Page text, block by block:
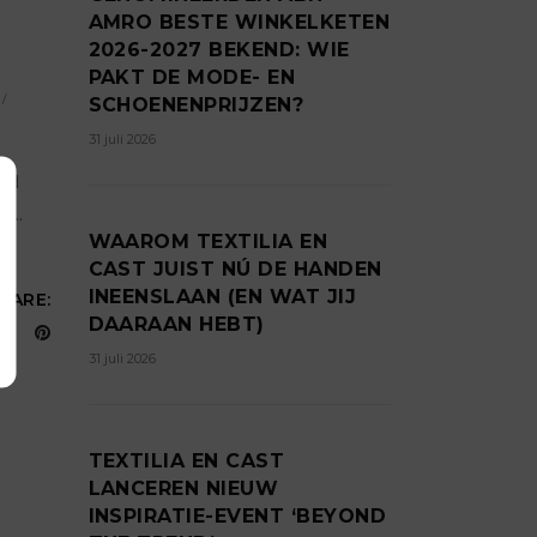
AMRO BESTE WINKELKETEN
2026-2027 BEKEND: WIE
PAKT DE MODE- EN
SCHOENENPRIJZEN?
31 juli 2026
WAAROM TEXTILIA EN
CAST JUIST NÚ DE HANDEN
INEENSLAAN (EN WAT JIJ
DAARAAN HEBT)
31 juli 2026
TEXTILIA EN CAST
LANCEREN NIEUW
INSPIRATIE-EVENT ‘BEYOND